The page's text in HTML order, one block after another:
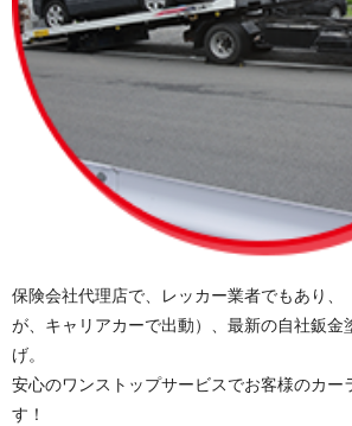
保険会社代理店で、レッカー業者でもあり、
が、キャリアカーで出動）、最新の自社鈑金
げ。
安心のワンストップサービスでお客様のカー
す！